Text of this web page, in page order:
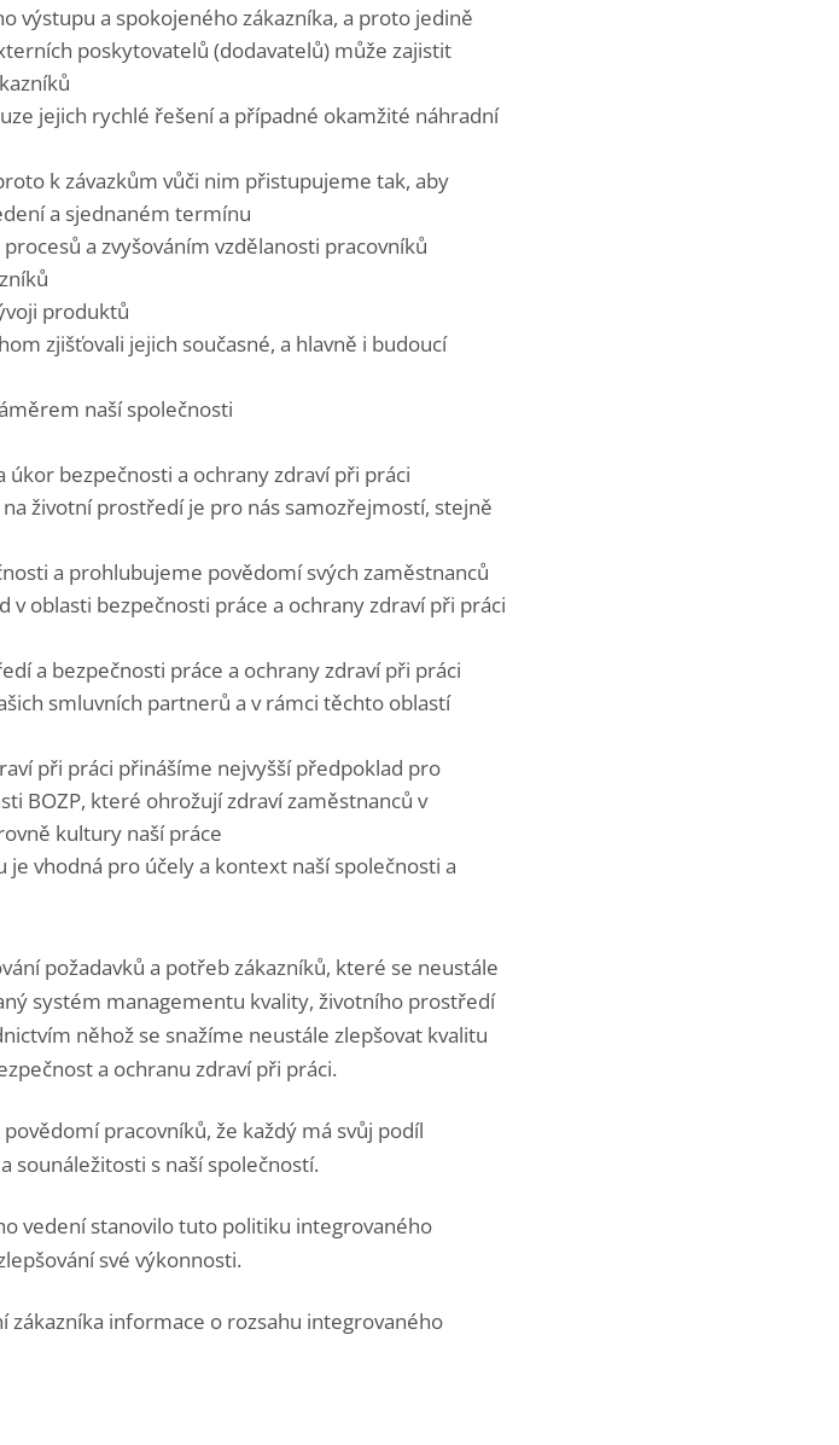
výstupu a spokojeného zákazníka, a proto jedině
poskytovatelů (dodavatelů) může zajistit
jejich rychlé řešení a případné okamžité náhradní
k závazkům vůči nim přistupujeme tak, aby
a sjednaném termínu
a zvyšováním vzdělanosti pracovníků
produktů
zjišťovali jejich současné, a hlavně i budoucí
naší společnosti
bezpečnosti a ochrany zdraví při práci
životní prostředí je pro nás samozřejmostí, stejně
a prohlubujeme povědomí svých zaměstnanců
oblasti bezpečnosti práce a ochrany zdraví při práci
a bezpečnosti práce a ochrany zdraví při práci
smluvních partnerů a v rámci těchto oblastí
při práci přinášíme nejvyšší předpoklad pro
BOZP, které ohrožují zdraví zaměstnanců v
kultury naší práce
vhodná pro účely a kontext naší společnosti a
požadavků a potřeb zákazníků, které se neustále
systém managementu kvality, životního prostředí
něhož se snažíme neustále zlepšovat kvalitu
a ochranu zdraví při práci.
pracovníků, že každý má svůj podíl
sounáležitosti s naší společností.
vedení stanovilo tuto politiku integrovaného
své výkonnosti.
zákazníka informace o rozsahu integrovaného